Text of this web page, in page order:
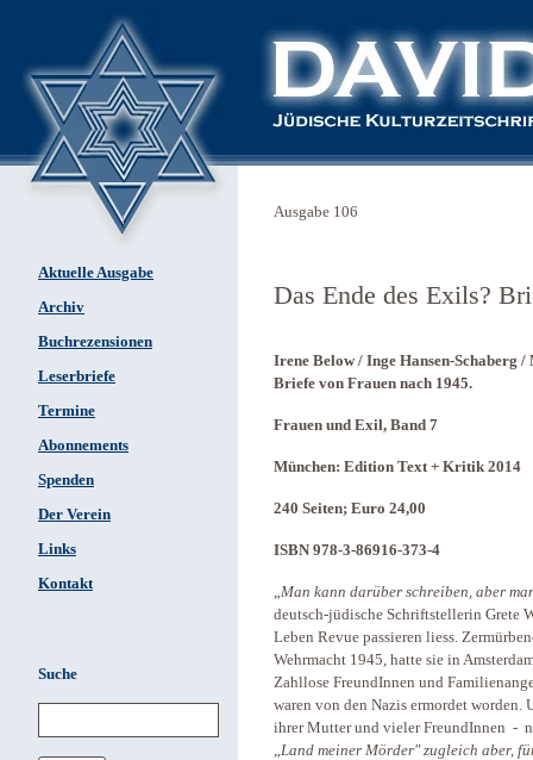
Aktuelle Ausgabe
Archiv
Buchrezensionen
Leserbriefe
Termine
Abonnements
Spenden
Der Verein
Links
Kontakt
Suche
Ausgabe 106
Das Ende des Exils?
Irene Below / Inge Hansen-Schaberg
Briefe von Frauen nach 1945.
Frauen und Exil, Band 7
München: Edition Text + Kritik 2014
240 Seiten; Euro 24,00
ISBN 978-3-86916-373-4
„Man kann darüber schreiben, aber
deutsch-jüdische Schriftstellerin Grete
Leben Revue passieren liess.
Wehrmacht 1945, hatte sie in
Zahllose FreundInnen und
waren von den Nazis ermordet
ihrer Mutter und vieler FreundInnen -
„Land meiner Mörder" zugleich aber,